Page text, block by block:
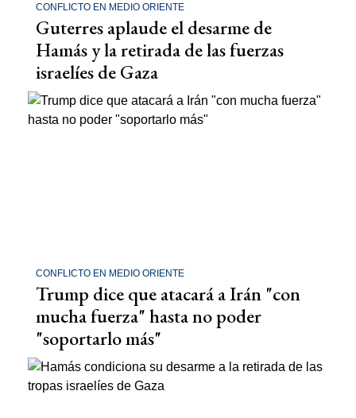
CONFLICTO EN MEDIO ORIENTE
Guterres aplaude el desarme de
Hamás y la retirada de las fuerzas
israelíes de Gaza
CONFLICTO EN MEDIO ORIENTE
Trump dice que atacará a Irán "con
mucha fuerza" hasta no poder
"soportarlo más"